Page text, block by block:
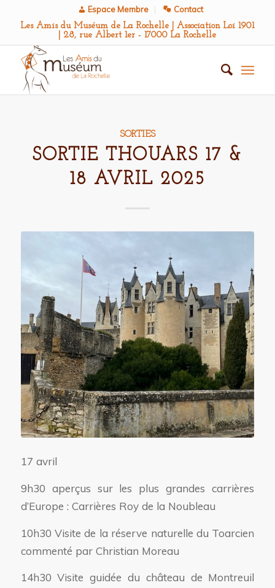
Espace Membre Contact
Les Amis du Muséum de La Rochelle | Association Loi 1901
| 28, rue Albert 1er - 17000 La Rochelle
SORTIES
SORTIE THOUARS 17 &
18 AVRIL 2025
17 avril
9h30 aperçus sur les plus grandes carrières
d’Europe : Carrières Roy de la Noubleau
10h30 Visite de la réserve naturelle du Toarcien
commenté par Christian Moreau
14h30 Visite guidée du château de Montreuil